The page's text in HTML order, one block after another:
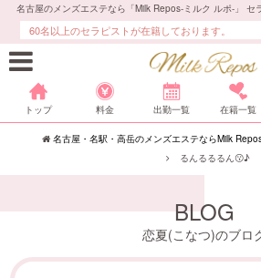
名古屋のメンズエステなら「Milk Repos-ミルク ルポ-」
60名以上のセラピストが在籍しております。
トップ 料金 出勤一覧 在籍一覧
名古屋・名駅・高岳のメンズエステならMilk
るんるるるん😗♪
BLOG
恋夏(こなつ)のブロ